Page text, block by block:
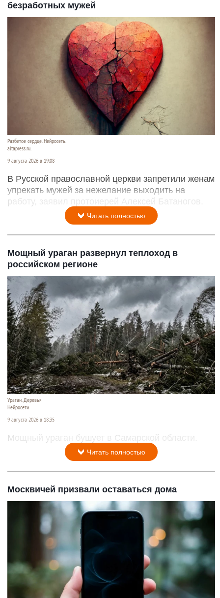
безработных мужей
Разбитое сердце. Нейросеть.
altapress.ru.
9 августа 2026 в 19:08
В Русской православной церкви запретили женам
упрекать мужей за нежелание выходить на
работу, заявил протоиерей Алексей Батаногов.
Читать полностью
Мощный ураган развернул теплоход в
российском регионе
Ураган. Деревья
Нейросети
9 августа 2026 в 18:35
Мощный ураган бушует в Самарской области.
Читать полностью
Москвичей призвали оставаться дома